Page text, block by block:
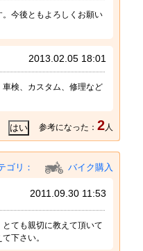
今後ともよろしくお願い
2013.02.05 18:01
検、カスタム、修理など
参考になった： 2人
ゴリ： バイク購入
2011.09.30 11:53
ても親切に教えて頂いて
下さい。